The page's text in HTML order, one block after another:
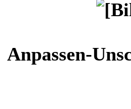
Anpassen-